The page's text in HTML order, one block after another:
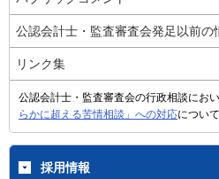
公認会計士・監査審査会発足以前の
リンク集
公認会計士・監査審査会の行政相談におい
らかに超える苦情相談」への対応につい
採用情報